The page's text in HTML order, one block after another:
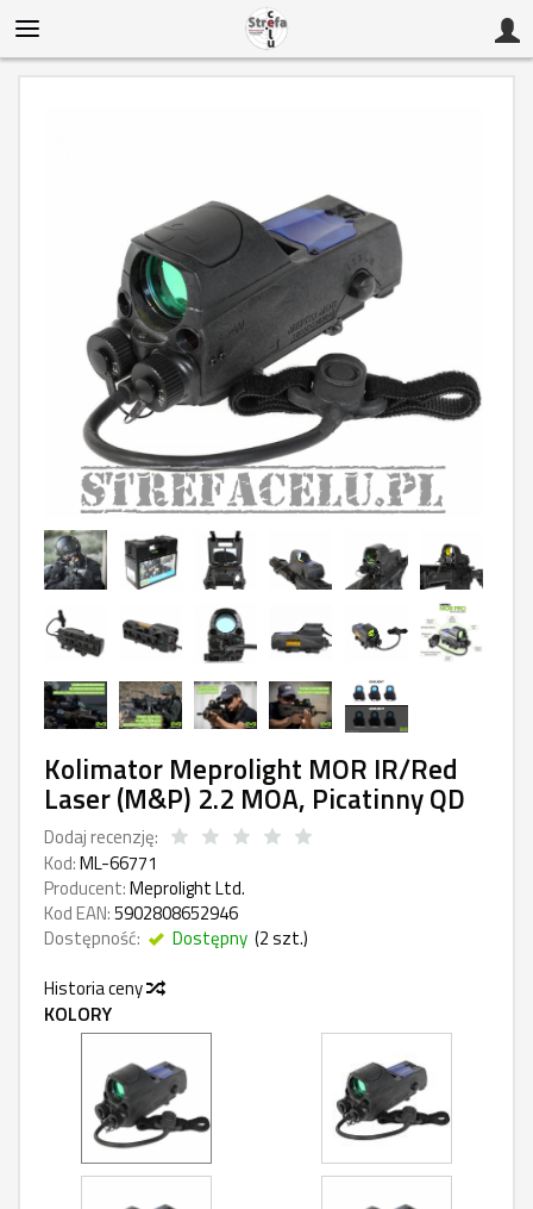
Kolimator Meprolight MOR IR/Red
Laser (M&P) 2.2 MOA, Picatinny QD
Dodaj recenzję:
Kod:ML-66771
Producent:Meprolight Ltd.
Kod EAN:5902808652946
Dostępność:
Dostępny (2szt.)
Historia ceny
KOLORY